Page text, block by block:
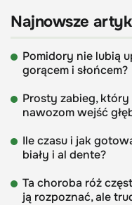
Najnowsze
Pomidory nie lubią
gorącem i słońcem?
Prosty zabieg,
nawozom wejść
Ile czasu i jak
biały i al dente?
Ta choroba róż
ją rozpoznać, ale